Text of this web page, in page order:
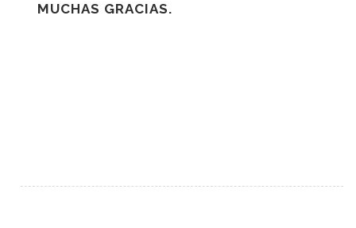
MUCHAS GRACIAS.